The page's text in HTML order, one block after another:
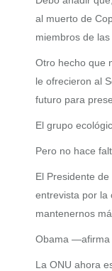
al muerto de
miembros de
Otro hecho que
le ofrecieron al
futuro para
El grupo
Pero no hace
El Presidente
entrevista por la
mantenernos
Obama —afirma
La ONU ahora